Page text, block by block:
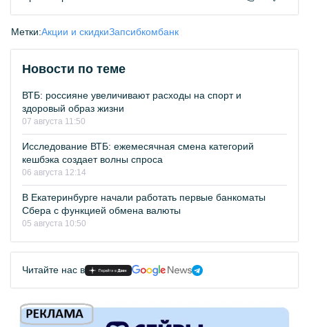
Метки:Акции и скидкиЗапсибкомбанк
Новости по теме
ВТБ: россияне увеличивают расходы на спорт и
здоровый образ жизни
07 августа 11:50
Исследование ВТБ: ежемесячная смена категорий
кешбэка создает волны спроса
06 августа 12:14
В Екатеринбурге начали работать первые банкоматы
Сбера с функцией обмена валюты
05 августа 10:50
Читайте нас в